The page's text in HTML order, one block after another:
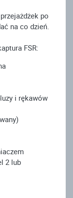
po
na co dzień.
FSR:
i rękawów
2 lub